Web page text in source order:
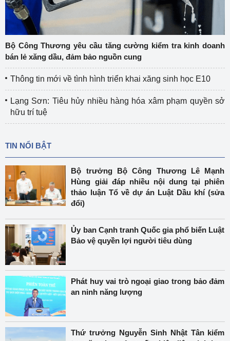
Bộ Công Thương yêu cầu tăng cường kiểm tra kinh doanh
bán lẻ xăng dầu, đảm bảo nguồn cung
Thông tin mới về tình hình triển khai xăng sinh học E10
Lạng Sơn: Tiêu hủy nhiều hàng hóa xâm phạm quyền sở
hữu trí tuệ
TIN NỔI BẬT
Bộ trưởng Bộ Công Thương Lê Mạnh
Hùng giải đáp nhiều nội dung tại phiên
thảo luận Tổ về dự án Luật Dầu khí (sửa
đổi)
Ủy ban Cạnh tranh Quốc gia phổ biến Luật
Bảo vệ quyền lợi người tiêu dùng
Phát huy vai trò ngoại giao trong bảo đảm
an ninh năng lượng
Thứ trưởng Nguyễn Sinh Nhật Tân kiểm